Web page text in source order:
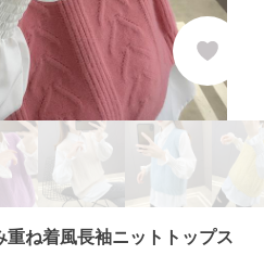
ね着風長袖ニットトップス